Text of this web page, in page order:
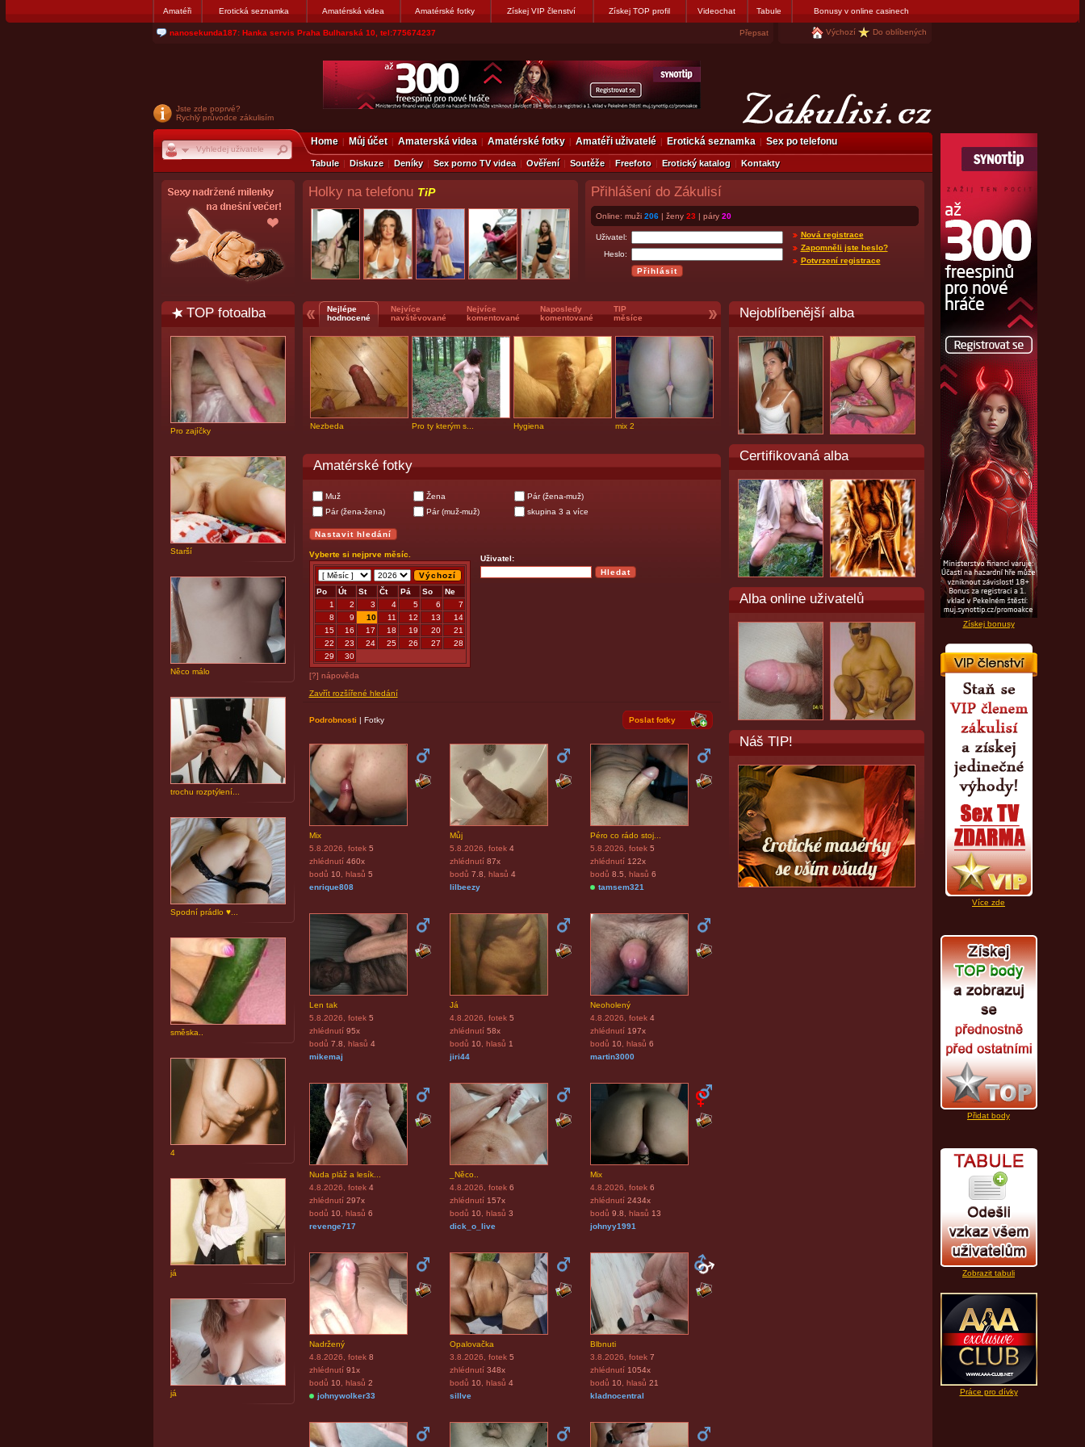
Amatéři Erotická seznamka Amatérská videa Amatérské fotky Získej VIP členství Získej TOP profil Videochat Tabule Bonusy v online casinech
jjoseff: Najde se par, ktery nekdy přemýšlel o divákovi. Napiste Přepsat Výchozí Do oblíbených
Získej bonusy
Více zde
Přidat body
Zobrazit tabuli
Práce pro dívky
Jste zde poprvé?
Rychlý průvodce zákulisím
Home Můj účet Amaterská videa Amatérské fotky Amatéři uživatelé Erotická seznamka Sex po telefonu
Tabule Diskuze Deníky Sex porno TV videa Ověření Soutěže Freefoto Erotický katalog Kontakty
Holky na telefonu TiP Přihlášení do Zákulisí
Online: muži 206| ženy 23 | páry 20
Uživatel:
Heslo:
Nová registrace
Zapomněli jste heslo?
Potvrzení registrace
TOP fotoalba
Pro zajíčky
Starší
Něco málo
trochu rozptýlení...
Spodní prádlo ♥...
směska..
4
já
já
Nejlépe
hodnocené
Nejvíce
navštěvované
Nejvíce
komentované
Naposledy
komentované
TIP
měsíce
Nezbeda Pro ty kterým s... Hygiena mix 2
Amatérské fotky
Muž Žena
Pár (žena-muž)
Pár (žena-žena)
Pár (muž-muž) skupina 3 a více
Vyberte si nejprve měsíc.
Po Út St Čt Pá So
Ne
1
2 3 4 5 6
7
8
9 10 11 12 13
14
15
16 17 18 19 20
21
22
23 24 25 26 27
28
29
30
[?] nápověda
Uživatel:
Zavřít rozšířené hledání
Poslat fotky
Podrobnosti | Fotky
Mix
5.8.2026 , fotek 5
zhlédnutí 460x
bodů 10, hlasů 5
enrique808
Můj
5.8.2026 , fotek 4
zhlédnutí 87x
bodů 7.8 , hlasů 4
lilbeezy
Péro co rádo stoj...
5.8.2026 , fotek 5
zhlédnutí 122x
bodů 8.5 , hlasů 6
tamsem321
Len tak
5.8.2026 , fotek 5
zhlédnutí 95x
bodů 7.8 , hlasů 4
mikemaj
Já
4.8.2026 , fotek 5
zhlédnutí 58x
bodů 10, hlasů 1
jiri44
Neoholený
4.8.2026 , fotek 4
zhlédnutí 197x
bodů 10, hlasů 6
martin3000
Nuda pláž a lesík...
4.8.2026 , fotek 4
zhlédnutí 297x
bodů 10, hlasů 6
revenge717
_Něco..
4.8.2026 , fotek 6
zhlédnutí 157x
bodů 10, hlasů 3
dick_o_live
Mix
4.8.2026 , fotek 6
zhlédnutí 2434x
bodů 9.8 , hlasů 13
johnyy1991
Nadržený
4.8.2026 , fotek 8
zhlédnutí 91x
bodů 10, hlasů 2
johnywolker33
Opalovačka
3.8.2026 , fotek 5
zhlédnutí 348x
bodů 10, hlasů 4
sillve
Blbnuti
3.8.2026 , fotek 7
zhlédnutí 1054x
bodů 10, hlasů 21
kladnocentral
Nejoblíbenější alba
Certifikovaná alba
Alba online uživatelů
Náš TIP!